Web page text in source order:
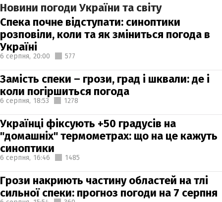
Новини погоди України та світу
Спека почне відступати: синоптики
розповіли, коли та як зміниться погода в
Україні
6 серпня, 20:00 577
Замість спеки – грози, град і шквали: де і
коли погіршиться погода
6 серпня, 18:53 1278
Українці фіксують +50 градусів на
"домашніх" термометрах: що на це кажуть
синоптики
6 серпня, 16:46 1485
Грози накриють частину областей на тлі
сильної спеки: прогноз погоди на 7 серпня